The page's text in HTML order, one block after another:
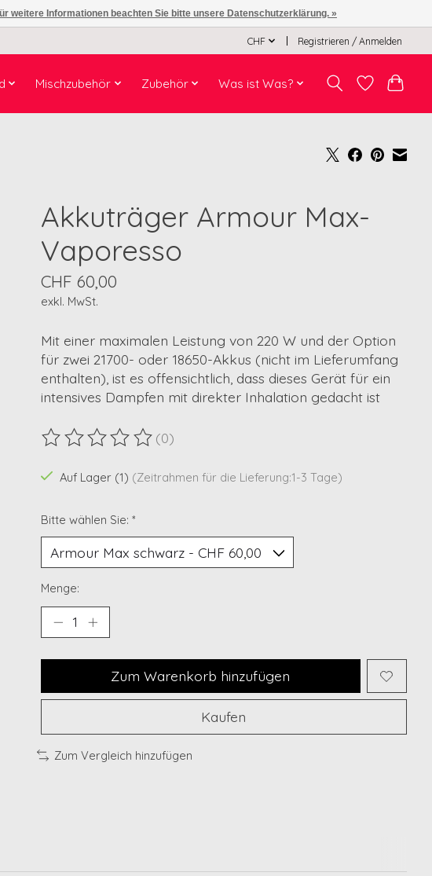
CHF Registrieren / Anmelden
Mischzubehör Zubehör Was ist Was?
Akkuträger Armour Max-
Vaporesso
CHF 60,00
exkl. MwSt.
Mit einer maximalen Leistung von 220 W und der Option
für zwei 21700- oder 18650-Akkus (nicht im Lieferumfang
enthalten), ist es offensichtlich, dass dieses Gerät für ein
intensives Dampfen mit direkter Inhalation gedacht ist
Die Bewertung dieses Produkts ist
(0)
Auf Lager (1) (Zeitrahmen für die Lieferung:1-3 Tage)
Bitte wählen Sie: *
Menge:
Zum Warenkorb hinzufügen
Kaufen
Zum Vergleich hinzufügen
weitere Informationen beachten Sie bitte unsere Datenschutzerklärung. »